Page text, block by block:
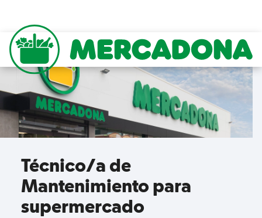
content
Mercadona
Técnico/a de
Mantenimiento para
supermercado